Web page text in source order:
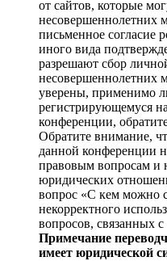
от сайтов, которые
несовершеннолетних
письменное согласие
иного вида
разрешают сбор
несовершеннолетних
уверены, применимо
регистрирующемуся
конференции,
Обратите внимание,
данной конференции
правовым вопросам и
юридических
вопрос «С кем можно
некорректного
вопросов, связанных
Примечание
имеет юридической